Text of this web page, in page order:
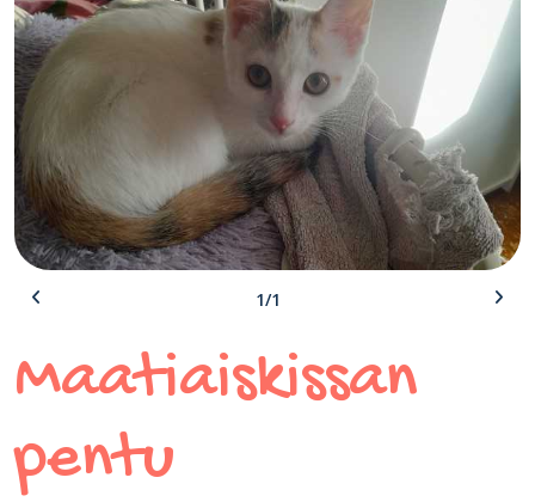
1/1
Maatiaiskissan
pentu